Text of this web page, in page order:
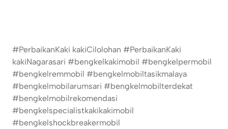
#PerbaikanKaki kakiCilolohan #PerbaikanKaki
kakiNagarasari #bengkelkakimobil #bengkelpermobil
#bengkelremmobil #bengkelmobiltasikmalaya
#bengkelmobilarumsari #bengkelmobilterdekat
#bengkelmobilrekomendasi
#bengkelspecialistkakikakimobil
#bengkelshockbreakermobil